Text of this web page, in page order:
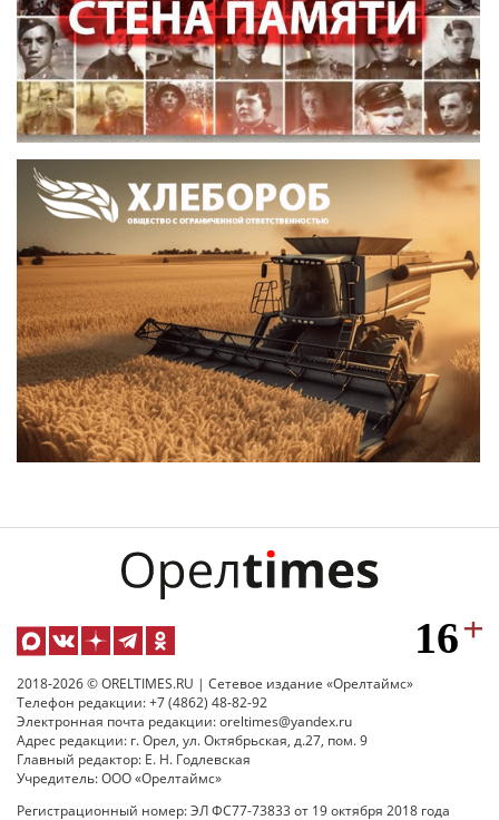
2018-2026 © ORELTIMES.RU | Сетевое издание «Орелтаймс»
Телефон редакции: +7 (4862) 48-82-92
Электронная почта редакции: oreltimes@yandex.ru
Адрес редакции: г. Орел, ул. Октябрьская, д.27, пом. 9
Главный редактор: Е. Н. Годлевская
Учредитель: ООО «Орелтаймс»
Регистрационный номер: ЭЛ ФС77-73833 от 19 октября 2018 года